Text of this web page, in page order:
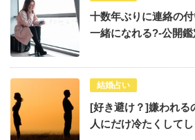
十数年ぶりに連絡の
一緒になれる?-公開
結婚占い
[好き避け？]嫌われる
人にだけ冷たくして